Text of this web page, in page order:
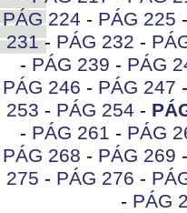
PÁG 224 - PÁG 225 -
231- PÁG 232 -
- PÁG 239 - PÁG
PÁG 246 - PÁG 247 -
253 - PÁG 254 -
- PÁG 261 - PÁG
PÁG 268 - PÁG 269 -
275 - PÁG 276 -
- PÁG